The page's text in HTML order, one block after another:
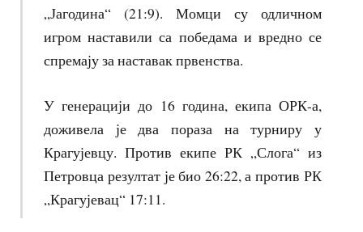
„Јагодина“ (21:9). Момци су одличном
игром наставили са победама и вредно се
спремају за наставак првенства.
У генерацији до 16 година, екипа ОРК-а,
доживела је два пораза на турниру у
Крагујевцу. Против екипе РК „Слога“ из
Петровца резултат је био 26:22, а против РК
„Крагујевац“ 17:11.